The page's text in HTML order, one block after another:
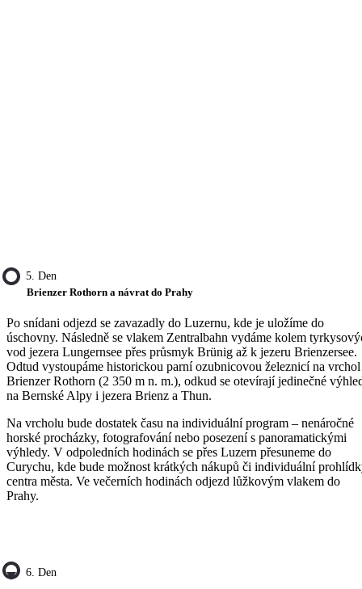
5. Den
Brienzer Rothorn a návrat do Prahy
Po snídani odjezd se zavazadly do Luzernu, kde je uložíme do
úschovny. Následně se vlakem Zentralbahn vydáme kolem
vod jezera Lungernsee přes průsmyk Brünig až k jezeru Brienzersee.
Odtud vystoupáme historickou parní ozubnicovou železnicí na vrchol
Brienzer Rothorn (2 350 m n. m.), odkud se otevírají jedinečné
na Bernské Alpy i jezera Brienz a Thun.
Na vrcholu bude dostatek času na individuální program – nenáročné
horské procházky, fotografování nebo posezení s panoramatickými
výhledy. V odpoledních hodinách se přes Luzern přesuneme do
Curychu, kde bude možnost krátkých nákupů či individuální
centra města. Ve večerních hodinách odjezd lůžkovým vlakem do
Prahy.
6. Den